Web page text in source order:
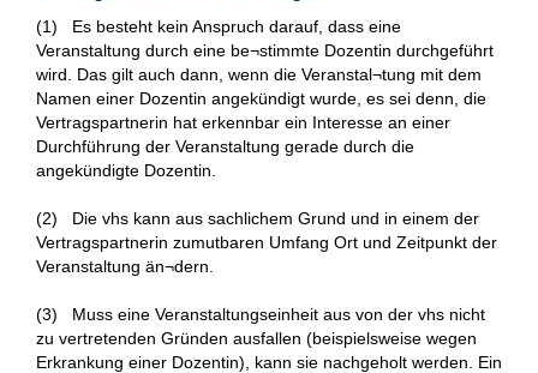
(1) Es besteht kein Anspruch darauf, dass eine
Veranstaltung durch eine be¬stimmte Dozentin durchgeführt
wird. Das gilt auch dann, wenn die Veranstal¬tung mit dem
Namen einer Dozentin angekündigt wurde, es sei denn, die
Vertragspartnerin hat erkennbar ein Interesse an einer
Durchführung der Veranstaltung gerade durch die
angekündigte Dozentin.
(2) Die vhs kann aus sachlichem Grund und in einem der
Vertragspartnerin zumutbaren Umfang Ort und Zeitpunkt der
Veranstaltung än¬dern.
(3) Muss eine Veranstaltungseinheit aus von der vhs nicht
zu vertretenden Gründen ausfallen (beispielsweise wegen
Erkrankung einer Dozentin), kann sie nachgeholt werden. Ein